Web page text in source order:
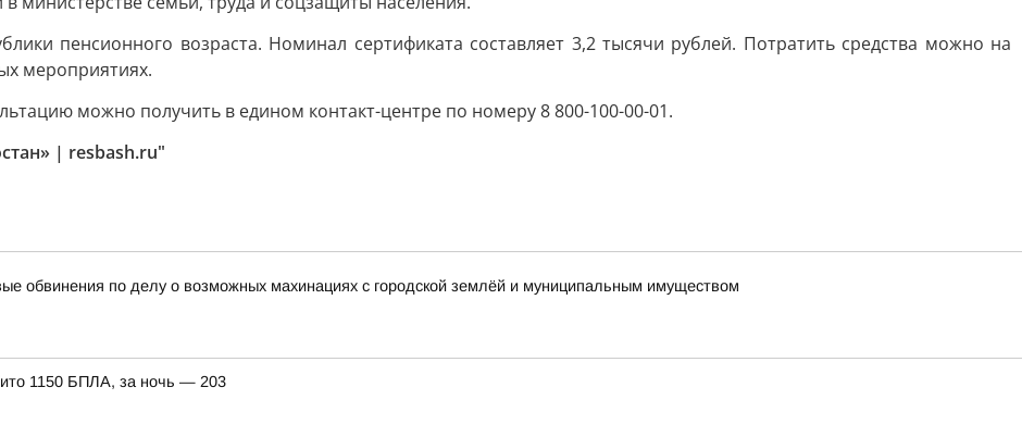
пенсионного возраста. Номинал сертификата составляет 3,2 тысячи рублей. Потратить средства можно на
мероприятиях.
можно получить в едином контакт-центре по номеру 8 800-100-00-01.
| resbash.ru"
обвинения по делу о возможных махинациях с городской землёй и муниципальным имуществом
1150 БПЛА, за ночь — 203